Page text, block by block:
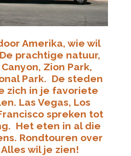
Amerika, wie wil
prachtige natuur,
Zion Park,
Park. De steden
zich in je favoriete
Las Vegas, Los
spreken tot
Het eten in al die
Rondtouren over
wil je zien!